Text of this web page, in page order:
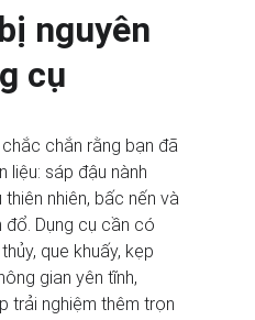
nguyên
cụ
chắn rằng bạn đã
liệu: sáp đậu nành
nhiên, bấc nến và
đổ. Dụng cụ cần có
que khuấy, kẹp
gian yên tĩnh,
trải nghiệm thêm trọn